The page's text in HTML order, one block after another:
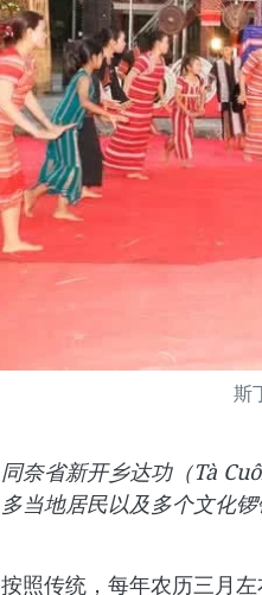
斯
同奈省新开乡达功（Tà
多当地居民以及多个文化锣
按照传统，每年农历三月